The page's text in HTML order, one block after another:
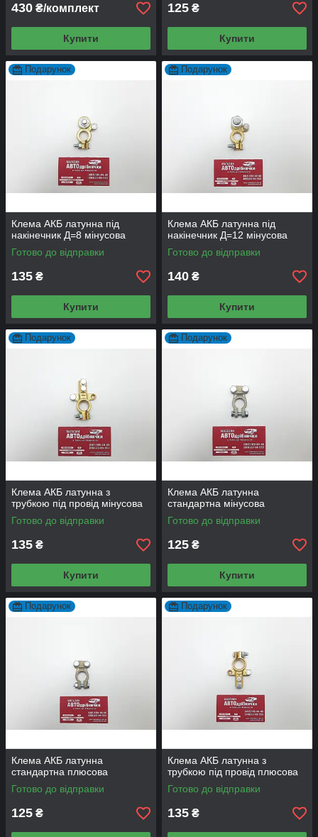
430 ₴/комплект
Купити
125 ₴
Купити
Подарунок
Клема АКБ латунна під
накінечник Д=8 мінусова
Готово до відправки
135 ₴
Купити
Подарунок
Клема АКБ латунна під
накінечник Д=12 мінусова
Готово до відправки
140 ₴
Купити
Подарунок
Клема АКБ латунна з
трубкою під провід мінусова
Готово до відправки
135 ₴
Купити
Подарунок
Клема АКБ латунна
стандартна мінусова
Готово до відправки
125 ₴
Купити
Подарунок
Клема АКБ латунна
стандартна плюсова
Готово до відправки
125 ₴
Подарунок
Клема АКБ латунна з
трубкою під провід плюсова
Готово до відправки
135 ₴